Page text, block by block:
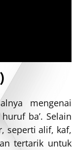
mengenai
ba’. Selain
seperti alif, kaf,
tertarik untuk